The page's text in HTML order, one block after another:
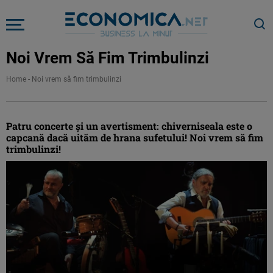
Noi Vrem Să Fim Trimbulinzi
Home - Noi vrem să fim trimbulinzi
Patru concerte și un avertisment: chiverniseala este o
capcană dacă uităm de hrana sufetului! Noi vrem să fim
trimbulinzi!